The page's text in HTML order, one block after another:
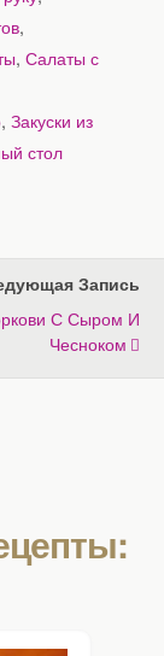
,
, Салаты с
, Закуски из
стол
Запись
С Сыром И
Чесноком